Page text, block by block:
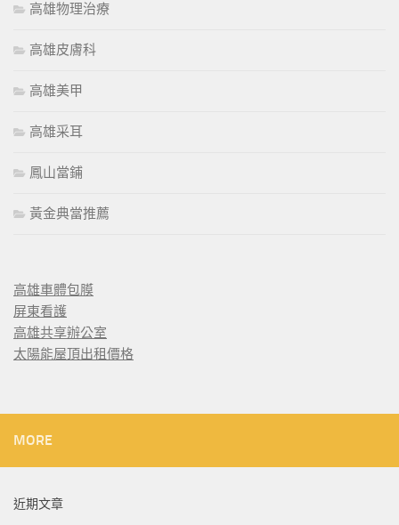
高雄物理治療
高雄皮膚科
高雄美甲
高雄采耳
鳳山當鋪
黃金典當推薦
高雄車體包膜
屏東看護
高雄共享辦公室
太陽能屋頂出租價格
MORE
近期文章